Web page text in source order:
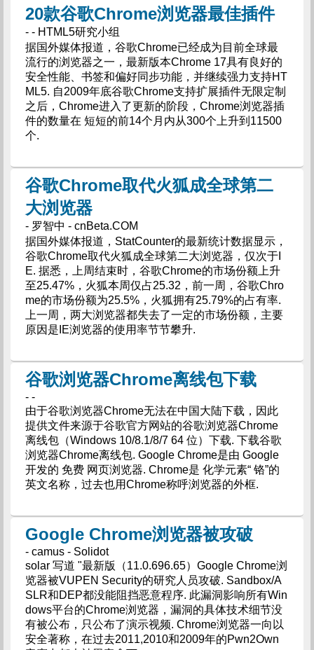
20款谷歌Chrome浏览器最佳插件
- - HTML5研究小组
据国外媒体报道，谷歌Chrome已经成为目前全球最
流行的浏览器之一，最新版本Chrome 17具有良好的
安全性能、书签和偏好同步功能，并继续强力支持HT
ML5. 自2009年底谷歌Chrome支持扩展插件无限定制
之后，Chrome进入了更新的阶段，Chrome浏览器插
件的数量在 短短的前14个月内从300个上升到11500
个.
谷歌Chrome取代火狐成全球第二
大浏览器
- 罗智中 - cnBeta.COM
据国外媒体报道，StatCounter的最新统计数据显示，
谷歌Chrome取代火狐成全球第二大浏览器，仅次于I
E. 据悉，上周结束时，谷歌Chrome的市场份额上升
至25.47%，火狐本周仅占25.32，前一周，谷歌Chro
me的市场份额为25.5%，火狐拥有25.79%的占有率.
上一周，两大浏览器都失去了一定的市场份额，主要
原因是IE浏览器的使用率节节攀升.
谷歌浏览器Chrome离线包下载
- -
由于谷歌浏览器Chrome无法在中国大陆下载，因此
提供文件来源于谷歌官方网站的谷歌浏览器Chrome
离线包（Windows 10/8.1/8/7 64 位）下载. 下载谷歌
浏览器Chrome离线包. Google Chrome是由 Google
开发的 免费 网页浏览器. Chrome是 化学元素“ 铬”的
英文名称，过去也用Chrome称呼浏览器的外框.
Google Chrome浏览器被攻破
- camus - Solidot
solar 写道 "最新版（11.0.696.65）Google Chrome浏
览器被VUPEN Security的研究人员攻破. Sandbox/A
SLR和DEP都没能阻挡恶意程序. 此漏洞影响所有Win
dows平台的Chrome浏览器，漏洞的具体技术细节没
有被公布，只公布了演示视频. Chrome浏览器一向以
安全著称，在过去2011,2010和2009年的Pwn2Own